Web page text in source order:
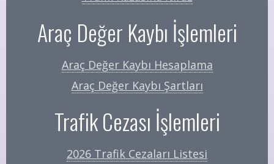
Araç Değer Kaybı İşlemleri
Araç Değer Kaybı Hesaplama
Araç Değer Kaybı Şartları
Trafik Cezası İşlemleri
2026 Trafik Cezaları Listesi